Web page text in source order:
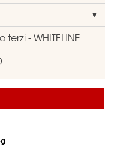
- WHITELINE